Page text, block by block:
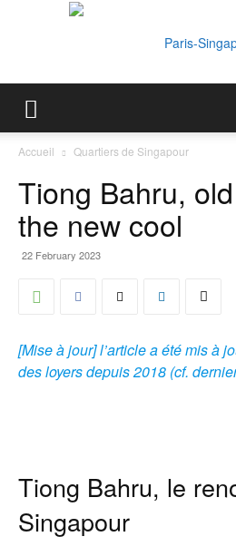
Accueil Quartiers de Singapour
Tiong Bahru,
the new cool
22 February 2023
[Mise à jour] l’article a été mis à
des loyers depuis 2018 (cf.
Tiong Bahru, le
Singapour